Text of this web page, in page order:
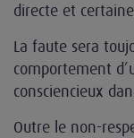
directe et
La faute sera
comportement
consciencieux
Outre le non-